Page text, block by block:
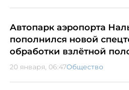
Автопарк аэропорта
пополнился новой
обработки взлётной
20 января, 06:47Общество